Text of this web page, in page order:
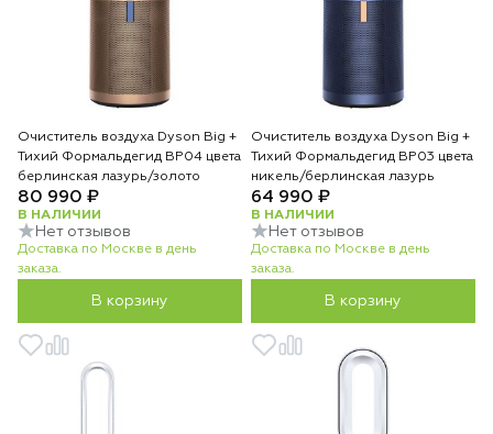
Очиститель воздуха Dyson Big +
Тихий Формальдегид BP04 цвета
берлинская лазурь/золото
80 990 ₽
В НАЛИЧИИ
Нет отзывов
Доставка по Москве в день
заказа.
В корзину
Очиститель воздуха Dyson Big +
Тихий Формальдегид BP03 цвета
никель/берлинская лазурь
64 990 ₽
В НАЛИЧИИ
Нет отзывов
Доставка по Москве в день
заказа.
В корзину